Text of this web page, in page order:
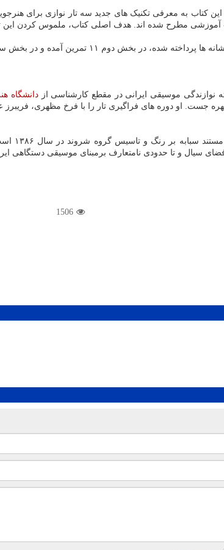
به معرفی تکنیک های جدید سه تار نوازی برای
آموزشی مطرح شده اند. هدف اصلی کتاب، ملموس کردن این
بخش سوم و پایانی ۱۱ قطعه برای نواختن، ثبت شده است.
دانشگاه
جست. او دوره های فراگیری تار را با فرخ مظهری، فریبرز
سیال و تا حدودی نامتعارف برمبنای موسیقی دستگاهی
1506